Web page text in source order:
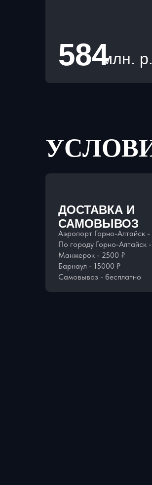
584млн. р.
ДОСТАВКА И
САМОВЫВОЗ
Аэропорт Горно-Алтайск -
По городу Горно-Алтайск
Манжерок - 2500 ₽
Барнаул - 15000 ₽
Самовывоз - бесплатно